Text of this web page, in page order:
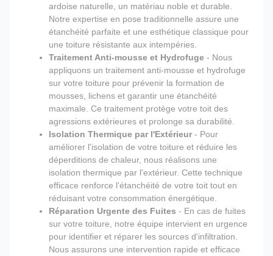
ardoise naturelle, un matériau noble et durable.
Notre expertise en pose traditionnelle assure une
étanchéité parfaite et une esthétique classique pour
une toiture résistante aux intempéries.
Traitement Anti-mousse et Hydrofuge - Nous
appliquons un traitement anti-mousse et hydrofuge
sur votre toiture pour prévenir la formation de
mousses, lichens et garantir une étanchéité
maximale. Ce traitement protège votre toit des
agressions extérieures et prolonge sa durabilité.
Isolation Thermique par l'Extérieur- Pour
améliorer l'isolation de votre toiture et réduire les
déperditions de chaleur, nous réalisons une
isolation thermique par l'extérieur. Cette technique
efficace renforce l'étanchéité de votre toit tout en
réduisant votre consommation énergétique.
Réparation Urgente des Fuites - En cas de fuites
sur votre toiture, notre équipe intervient en urgence
pour identifier et réparer les sources d'infiltration.
Nous assurons une intervention rapide et efficace